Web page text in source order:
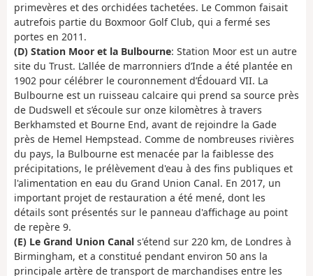
primevères et des orchidées tachetées. Le Common faisait
autrefois partie du Boxmoor Golf Club, qui a fermé ses
portes en 2011.
(D) Station Moor et la Bulbourne: Station Moor est un autre
site du Trust. L’allée de marronniers d’Inde a été plantée en
1902 pour célébrer le couronnement d’Édouard VII. La
Bulbourne est un ruisseau calcaire qui prend sa source près
de Dudswell et s’écoule sur onze kilomètres à travers
Berkhamsted et Bourne End, avant de rejoindre la Gade
près de Hemel Hempstead. Comme de nombreuses rivières
du pays, la Bulbourne est menacée par la faiblesse des
précipitations, le prélèvement d'eau à des fins publiques et
l'alimentation en eau du Grand Union Canal. En 2017, un
important projet de restauration a été mené, dont les
détails sont présentés sur le panneau d'affichage au point
de repère 9.
(E) Le Grand Union Canal s'étend sur 220 km, de Londres à
Birmingham, et a constitué pendant environ 50 ans la
principale artère de transport de marchandises entre les